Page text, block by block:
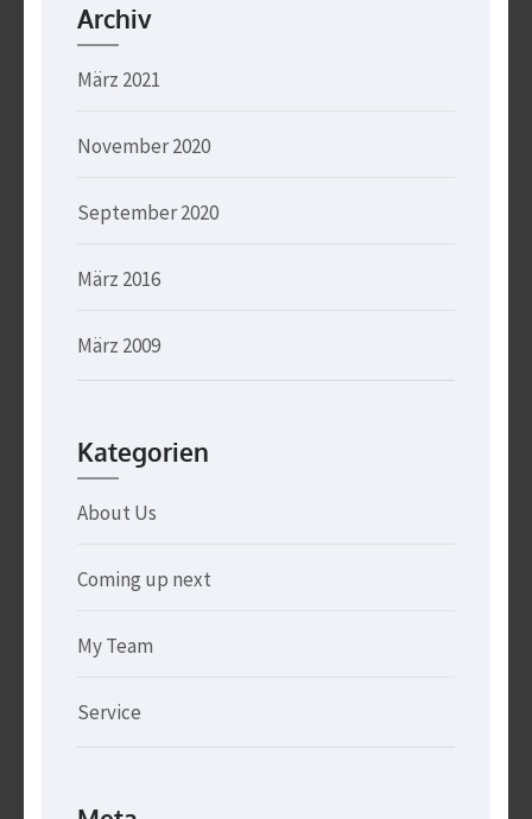
Archiv
März 2021
November 2020
September 2020
März 2016
März 2009
Kategorien
About Us
Coming up next
My Team
Service